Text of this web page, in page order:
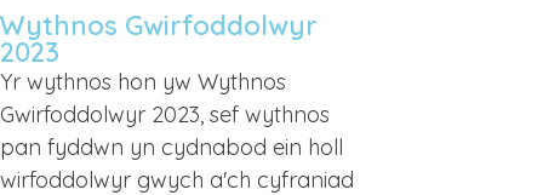
Wythnos Gwirfoddolwyr
2023
Yr wythnos hon yw Wythnos
Gwirfoddolwyr 2023, sef wythnos
pan fyddwn yn cydnabod ein holl
wirfoddolwyr gwych a'ch cyfraniad